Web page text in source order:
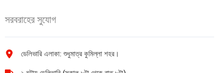
380ml
সরবরাহের সুযোগ
ডেলিভারি এলাকা: শুধুমাত্র কুমিল্লা শহর।